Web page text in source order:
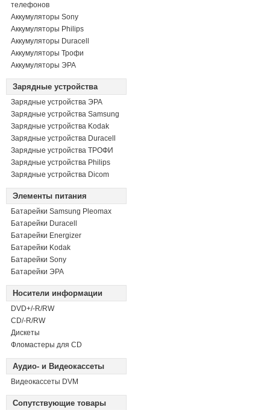
телефонов
Аккумуляторы Sony
Аккумуляторы Philips
Аккумуляторы Duracell
Аккумуляторы Трофи
Аккумуляторы ЭРА
Зарядные устройства
Зарядные устройства ЭРА
Зарядные устройства Samsung
Зарядные устройства Kodak
Зарядные устройства Duracell
Зарядные устройства ТРОФИ
Зарядные устройства Philips
Зарядные устройства Dicom
Элементы питания
Батарейки Samsung Pleomax
Батарейки Duracell
Батарейки Energizer
Батарейки Kodak
Батарейки Sony
Батарейки ЭРА
Носители информации
DVD+/-R/RW
СD/-R/RW
Дискеты
Фломастеры для CD
Аудио- и Видеокассеты
Видеокассеты DVM
Сопутствующие товары